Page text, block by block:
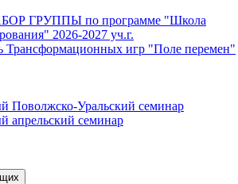
ГРУППЫ по программе "Школа
2026-2027 уч.г.
Трансформационных игр "Поле перемен"
Поволжско-Уральский семинар
апрельский семинар